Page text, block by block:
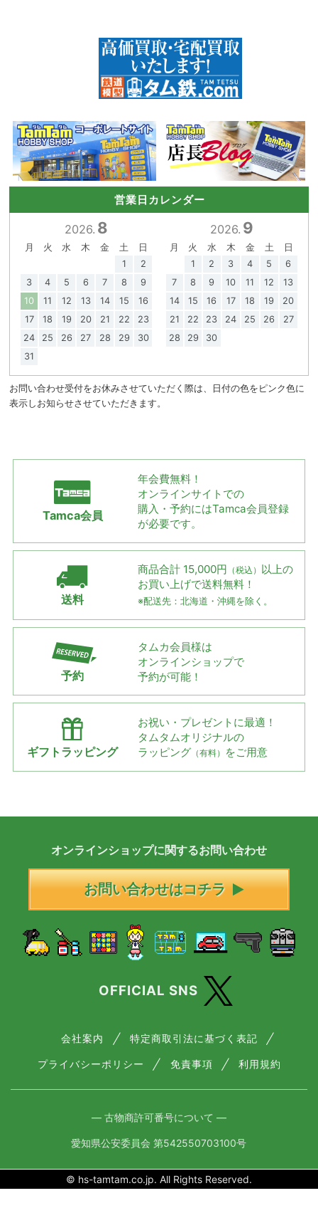
営業日カレンダー
2026. 8
月 火 水 木 金 土
日
1
2
3
4 5 6 7 8
9
10
11 12 13 14 15
16
17
18 19 20 21 22
23
24
25 26 27 28 29
30
31
2026. 9
月 火 水 木 金 土
日
1
2 3 4 5
6
7
8 9 10 11 12
13
14
15 16 17 18 19
20
21
22 23 24 25 26
27
28
29 30
お問い合わせ受付をお休みさせていただく際は、日付の色をピンク色に
表示しお知らせさせていただきます。
Tamca会員
年会費無料！
オンラインサイトでの
購入・予約にはTamca会員登録
が必要です。
送料
商品合計 15,000円 （税込） 以上の
お買い上げで送料無料！
※配送先：北海道・沖縄を除く。
予約
タムカ会員様は
オンラインショップで
予約が可能！
ギフトラッピング
お祝い・プレゼントに最適！
タムタムオリジナルの
ラッピング （有料） をご用意
オンラインショップに関するお問い合わせ
お問い合わせはコチラ
OFFICIAL SNS
会社案内 特定商取引法に基づく表記
プライバシーポリシー 免責事項 利用規約
― 古物商許可番号について ―
愛知県公安委員会 第542550703100号
© hs-tamtam.co.jp. All Rights Reserved.